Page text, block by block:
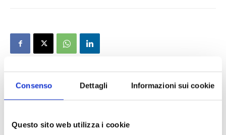
Consenso Dettagli Informazioni sui cookie
Questo sito web utilizza i cookie